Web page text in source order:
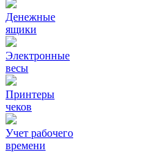
Денежные
ящики
Электронные
весы
Принтеры
чеков
Учет рабочего
времени